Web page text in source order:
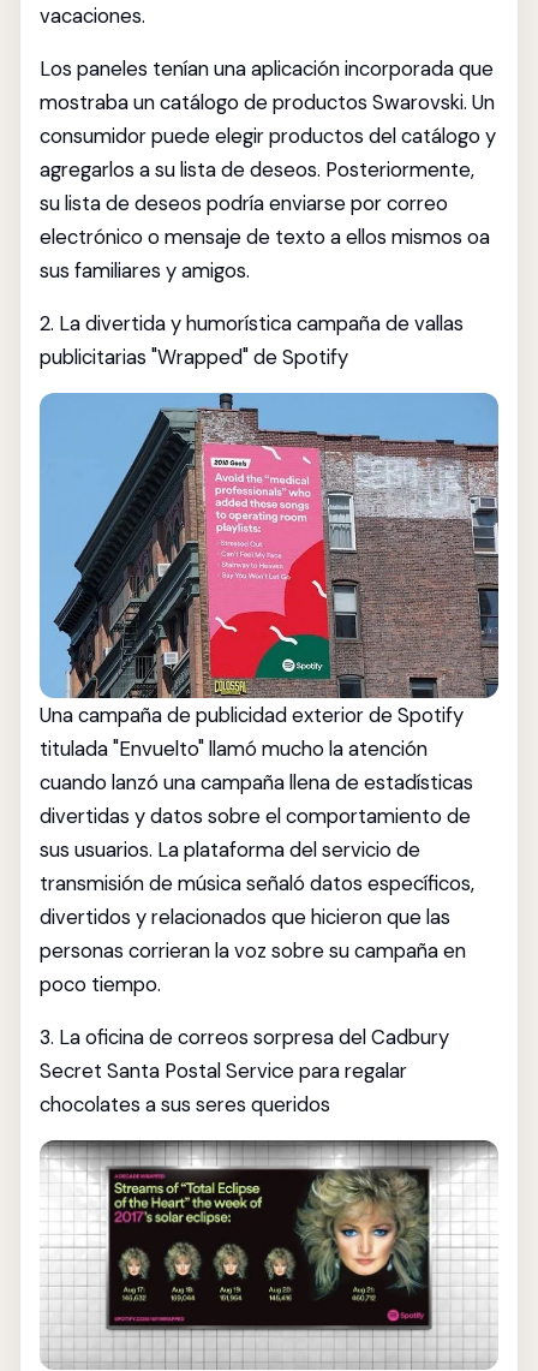
vacaciones.
Los paneles tenían una aplicación incorporada que
mostraba un catálogo de productos Swarovski. Un
consumidor puede elegir productos del catálogo y
agregarlos a su lista de deseos. Posteriormente,
su lista de deseos podría enviarse por correo
electrónico o mensaje de texto a ellos mismos oa
sus familiares y amigos.
2. La divertida y humorística campaña de vallas
publicitarias "Wrapped" de Spotify
Una campaña de publicidad exterior de Spotify
titulada "Envuelto" llamó mucho la atención
cuando lanzó una campaña llena de estadísticas
divertidas y datos sobre el comportamiento de
sus usuarios. La plataforma del servicio de
transmisión de música señaló datos específicos,
divertidos y relacionados que hicieron que las
personas corrieran la voz sobre su campaña en
poco tiempo.
3. La oficina de correos sorpresa del Cadbury
Secret Santa Postal Service para regalar
chocolates a sus seres queridos